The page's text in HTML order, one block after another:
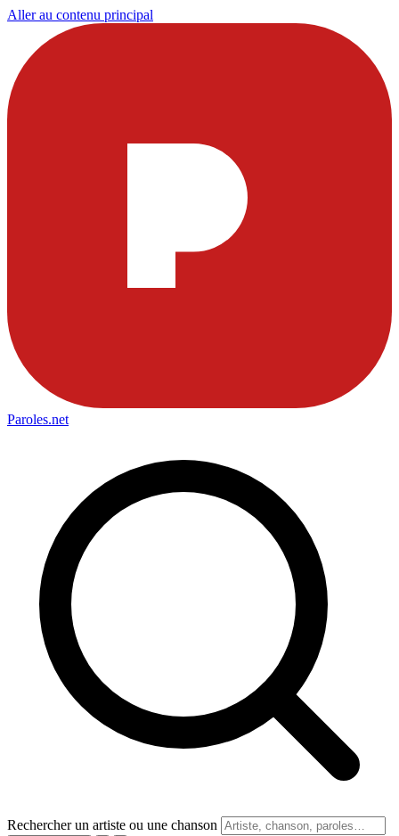
Aller au contenu principal
Paroles.net
Rechercher un artiste ou une chanson